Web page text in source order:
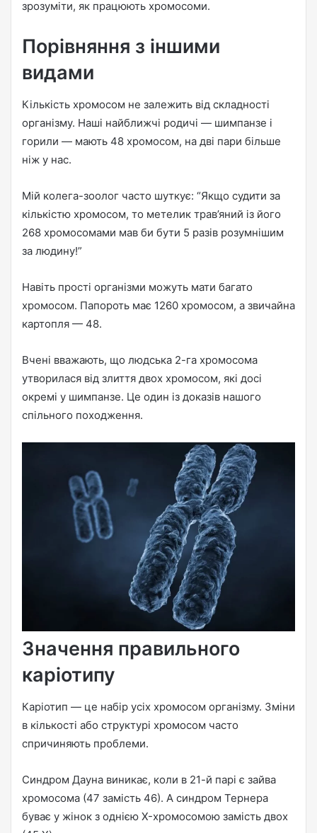
зрозуміти, як працюють хромосоми.
Порівняння з іншими
видами
Кількість хромосом не залежить від складності
організму. Наші найближчі родичі — шимпанзе і
горили — мають 48 хромосом, на дві пари більше
ніж у нас.
Мій колега-зоолог часто шуткує: “Якщо судити за
кількістю хромосом, то метелик трав’яний із його
268 хромосомами мав би бути 5 разів розумнішим
за людину!”
Навіть прості організми можуть мати багато
хромосом. Папороть має 1260 хромосом, а звичайна
картопля — 48.
Вчені вважають, що людська 2-га хромосома
утворилася від злиття двох хромосом, які досі
окремі у шимпанзе. Це один із доказів нашого
спільного походження.
Значення правильного
каріотипу
Каріотип — це набір усіх хромосом організму. Зміни
в кількості або структурі хромосом часто
спричиняють проблеми.
Синдром Дауна виникає, коли в 21-й парі є зайва
хромосома (47 замість 46). А синдром Тернера
буває у жінок з однією X-хромосомою замість двох